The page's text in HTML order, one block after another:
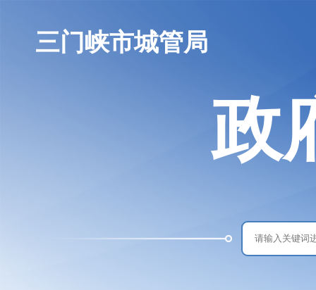
三门峡市城管局
政